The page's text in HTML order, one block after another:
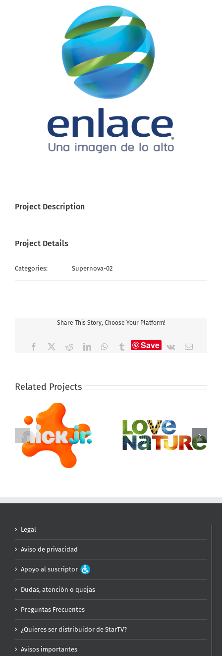
Project Description
Project Details
Categories: Supernova-02
Share This Story, Choose Your Platform!
Facebook RedditLinkedInWhatsApp
TumblrSave Vk Email
Related Projects
Legal
Aviso de privacidad
Apoyo al suscriptor
Dudas, atención o quejas
Preguntas Frecuentes
¿Quieres ser distribuidor de StarTV?
Avisos importantes